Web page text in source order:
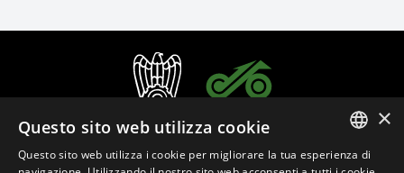
ITALIAN
×
Questo sito web utilizza cookie
Questo sito web utilizza i cookie per migliorare la tua esperienza di